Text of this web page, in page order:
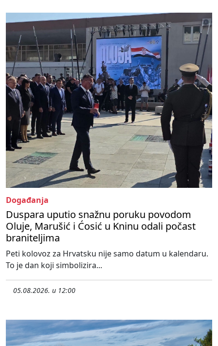
Događanja
Duspara uputio snažnu poruku povodom
Oluje, Marušić i Ćosić u Kninu odali počast
braniteljima
Peti kolovoz za Hrvatsku nije samo datum u kalendaru.
To je dan koji simbolizira...
05.08.2026. u 12:00